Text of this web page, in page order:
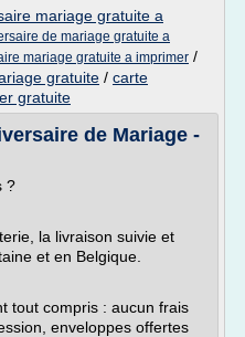
mariage gratuite a
de mariage gratuite a
mariage gratuite a imprimer /
gratuite / carte
gratuite
de Mariage -
?
la livraison suivie et
et en Belgique.
tout compris : aucun frais
enveloppes offertes